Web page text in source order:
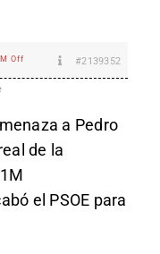
Off #2139352
a Pedro
de la
el PSOE para